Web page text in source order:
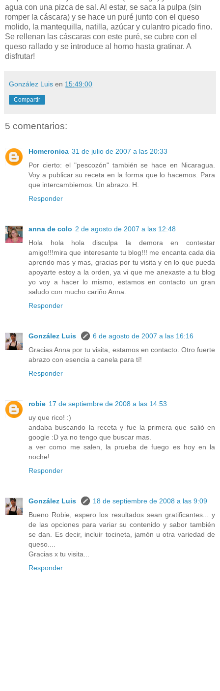
agua con una pizca de sal. Al estar, se saca la pulpa (sin
romper la cáscara) y se hace un puré junto con el queso
molido, la mantequilla, natilla, azúcar y culantro picado fino.
Se rellenan las cáscaras con este puré, se cubre con el
queso rallado y se introduce al horno hasta gratinar. A
disfrutar!
González Luis en 15:49:00
Compartir
5 comentarios:
Homeronica 31 de julio de 2007 a las 20:33
Por cierto: el "pescozón" también se hace en Nicaragua.
Voy a publicar su receta en la forma que lo hacemos. Para
que intercambiemos. Un abrazo. H.
Responder
anna de colo 2 de agosto de 2007 a las 12:48
Hola hola hola disculpa la demora en contestar
amigo!!!mira que interesante tu blog!!! me encanta cada dia
aprendo mas y mas, gracias por tu visita y en lo que pueda
apoyarte estoy a la orden, ya vi que me anexaste a tu blog
yo voy a hacer lo mismo, estamos en contacto un gran
saludo con mucho cariño Anna.
Responder
González Luis
6 de agosto de 2007 a las 16:16
Gracias Anna por tu visita, estamos en contacto. Otro fuerte
abrazo con esencia a canela para tí!
Responder
robie 17 de septiembre de 2008 a las 14:53
uy que rico! :)
andaba buscando la receta y fue la primera que salió en
google :D ya no tengo que buscar mas.
a ver como me salen, la prueba de fuego es hoy en la
noche!
Responder
González Luis
18 de septiembre de 2008 a las 9:09
Bueno Robie, espero los resultados sean gratificantes... y
de las opciones para variar su contenido y sabor también
se dan. Es decir, incluir tocineta, jamón u otra variedad de
queso....
Gracias x tu visita...
Responder